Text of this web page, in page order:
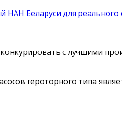
НАН Беларуси для
с лучшими
героторного типа